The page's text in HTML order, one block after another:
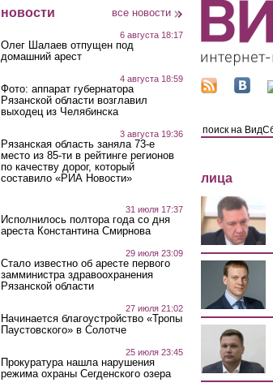
новости все новости
6 августа 18:17
Олег Шалаев отпущен под
домашний арест
4 августа 18:59
Фото: аппарат губернатора
Рязанской области возглавил
выходец из Челябинска
3 августа 19:36
Рязанская область заняла 73-е
место из 85-ти в рейтинге регионов
по качеству дорог, который
составило «РИА Новости»
31 июля 17:37
Исполнилось полтора года со дня
ареста Константина Смирнова
29 июля 23:09
Стало известно об аресте первого
замминистра здравоохранения
Рязанской области
27 июля 21:02
Начинается благоустройство «Тропы
Паустовского» в Солотче
25 июля 23:45
Прокуратура нашла нарушения
режима охраны Сегденского озера
лица